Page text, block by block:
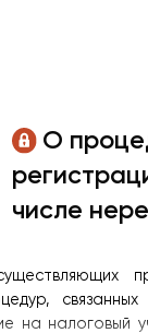
О
числе
на налоговый